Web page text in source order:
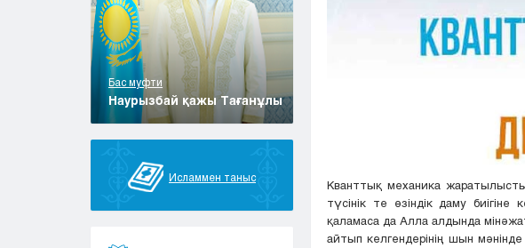
Бас муфти
Наурызбай қажы Тағанұлы
Исламмен таныс
Кванттық механика
түсінік те өзіндік даму
қаламаса да Алла алдында
айтып келгендерінің шын мәнінде